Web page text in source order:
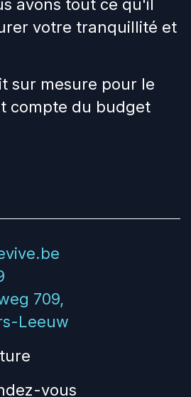
avons tout ce qu'il
votre tranquillité et
sur mesure pour le
compte du budget
709,
Leeuw
vous